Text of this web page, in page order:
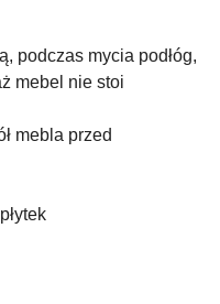
podczas mycia podłóg,
mebel nie stoi
mebla przed